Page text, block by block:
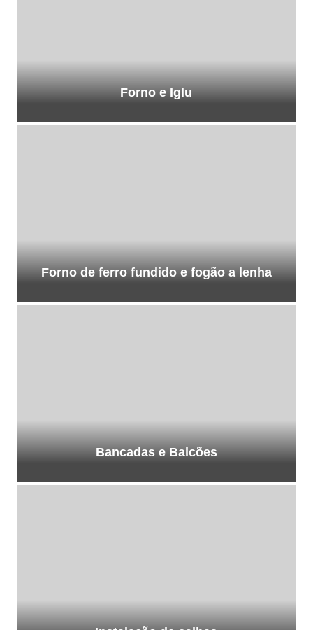
Forno e Iglu
Forno de ferro fundido e fogão a lenha
Bancadas e Balcões